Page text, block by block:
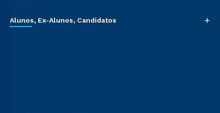
Alunos, Ex-Alunos, Candidatos +